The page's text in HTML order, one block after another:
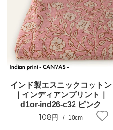
インド製エスニックコットン
｜インディアンプリント｜
d1or-ind26-c32 ピンク
108円 10cm